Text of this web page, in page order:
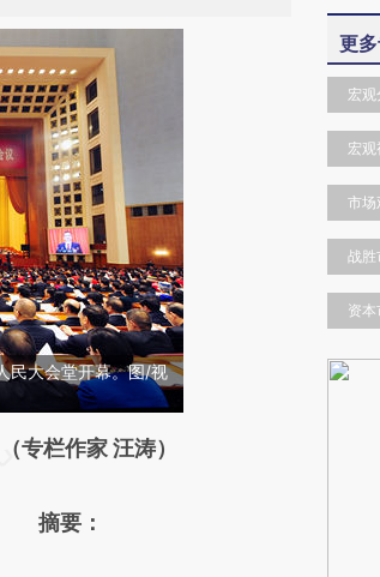
民大会堂开幕。图/视
头增加这段话：本文由第三方
Pb3w0O9X]
专栏作家 汪涛）
摘要：
更
宏观
宏观
市场
战胜
资本